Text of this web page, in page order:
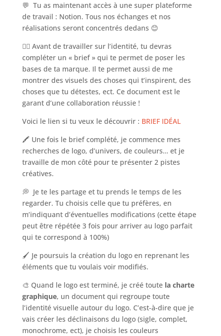
💬 Tu as maintenant accès à une super plateforme
de travail : Notion. Tous nos échanges et nos
réalisations seront concentrés dedans 😊
👉🏻 Avant de travailler sur l’identité, tu devras
compléter un « brief » qui te permet de poser les
bases de ta marque. Il te permet aussi de me
montrer des visuels des choses qui t’inspirent, des
choses que tu détestes, ect. Ce document est le
garant d’une collaboration réussie !
Voici le lien si tu veux le découvrir : BRIEF IDÉAL
🖍 Une fois le brief complété, je commence mes
recherches de logo, d’univers, de couleurs… et je
travaille de mon côté pour te présenter 2 pistes
créatives.
💭 Je te les partage et tu prends le temps de les
regarder. Tu choisis celle que tu préfères, en
m’indiquant d’éventuelles modifications (cette étape
peut être répétée 3 fois pour arriver au logo parfait
qui te correspond à 100%)
🖌 Je poursuis la création du logo en reprenant les
éléments que tu voulais voir modifiés.
🎨 Quand le logo est terminé, je créé toute la charte
graphique, un document qui regroupe toute
l’identité visuelle autour du logo. C’est-à-dire que je
vais créer les déclinaisons du logo (sigle, complet,
monochrome, ect), je choisis les couleurs